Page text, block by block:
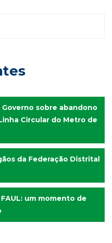
sobre abandono
Circular do Metro de
da Federação Distrital
um momento de